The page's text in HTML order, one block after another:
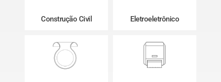
Construção Civil Eletroeletrônico